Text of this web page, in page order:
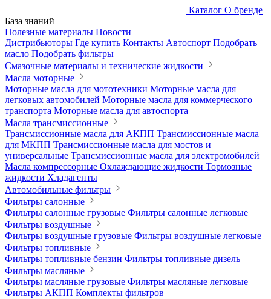
Каталог О бренде
База знаний
Полезные материалы Новости
Дистрибьюторы Где купить Контакты Автоспорт Подобрать
масло Подобрать фильтры
Смазочные материалы и технические жидкости
Масла моторные
Моторные масла для мототехники Моторные масла для
легковых автомобилей Моторные масла для коммерческого
транспорта Моторные масла для автоспорта
Масла трансмиссионные
Трансмиссионные масла для АКПП Трансмиссионные масла
для МКПП Трансмиссионные масла для мостов и
универсальные Трансмиссионные масла для электромобилей
Масла компрессорные Охлаждающие жидкости Тормозные
жидкости Хладагенты
Автомобильные фильтры
Фильтры салонные
Фильтры салонные грузовые Фильтры салонные легковые
Фильтры воздушные
Фильтры воздушные грузовые Фильтры воздушные легковые
Фильтры топливные
Фильтры топливные бензин Фильтры топливные дизель
Фильтры масляные
Фильтры масляные грузовые Фильтры масляные легковые
Фильтры АКПП Комплекты фильтров